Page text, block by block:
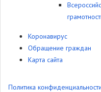
Коронавирус
Обращение граждан
Карта сайта
Политика конфиденциальности